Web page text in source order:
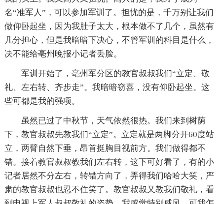
名“准军人”，可以参加军训了。担忧的是，千万别让我们
做仰卧起坐，因为我肚子太大，根本做不了几个，虽然有
几分担心，但是我暗暗下决心，不管军训的科目是什么，
决不能给亳州晚报小记者丢脸。
军训开始了，亳州军分区的教官叔叔我们“立定、敬
礼、左右转、齐步走”。我暗暗窃喜，没有仰卧起坐。这
些可都是我的强项。
虽然已过了中秋节，天气依然很热。我们来到树荫
下，教官叔叔先教我们“立定”。立定就是两脚分开60度站
立，两臂自然下垂，昂首挺胸目视前方。我们做得都不
错。接着教官叔叔教我们左右转，这下可好看了，有的小
记者居然不分左右，转错方向了，弄得我们哈哈大笑，严
肃的教官叔叔也忍不住笑了。教官叔叔又教我们敬礼，看